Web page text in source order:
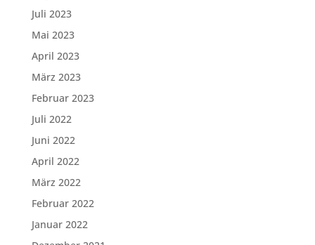
Juli 2023
Mai 2023
April 2023
März 2023
Februar 2023
Juli 2022
Juni 2022
April 2022
März 2022
Februar 2022
Januar 2022